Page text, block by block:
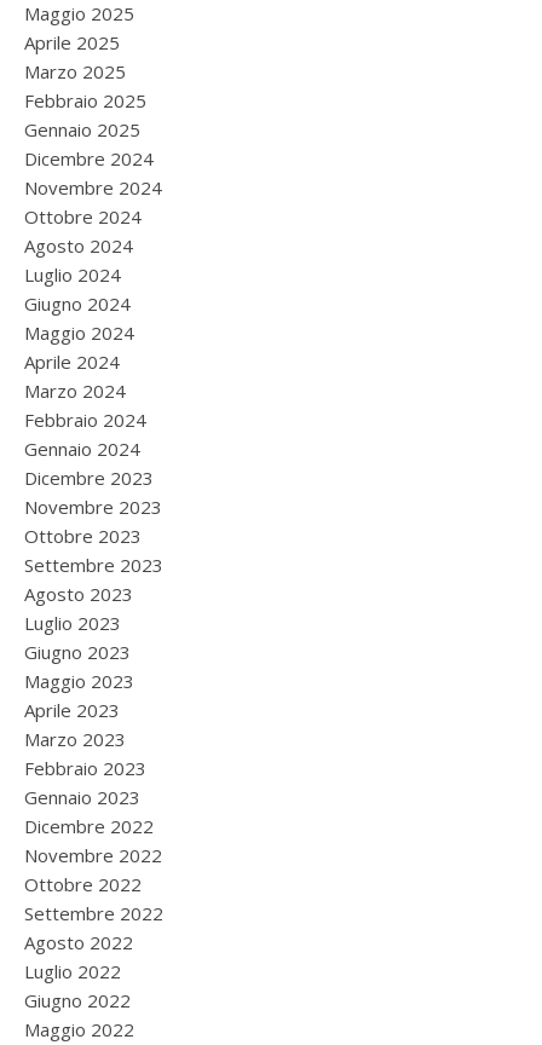
Maggio 2025
Aprile 2025
Marzo 2025
Febbraio 2025
Gennaio 2025
Dicembre 2024
Novembre 2024
Ottobre 2024
Agosto 2024
Luglio 2024
Giugno 2024
Maggio 2024
Aprile 2024
Marzo 2024
Febbraio 2024
Gennaio 2024
Dicembre 2023
Novembre 2023
Ottobre 2023
Settembre 2023
Agosto 2023
Luglio 2023
Giugno 2023
Maggio 2023
Aprile 2023
Marzo 2023
Febbraio 2023
Gennaio 2023
Dicembre 2022
Novembre 2022
Ottobre 2022
Settembre 2022
Agosto 2022
Luglio 2022
Giugno 2022
Maggio 2022